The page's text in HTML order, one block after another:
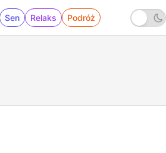
Sen Relaks Podróż